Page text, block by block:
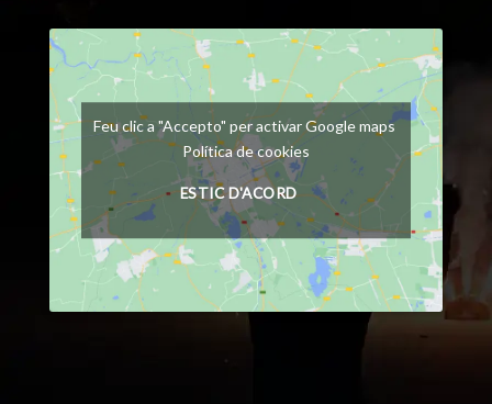
Feu clic a "Accepto" per activar Google maps
Política de cookies
ESTIC D'ACORD